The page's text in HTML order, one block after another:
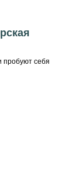
пробуют себя